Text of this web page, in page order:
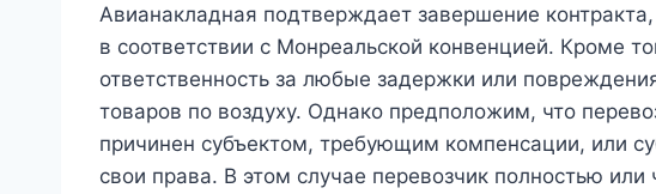
Авианакладная подтверждает завершение
в соответствии с Монреальской конвенцией. Кроме
ответственность за любые задержки или
товаров по воздуху. Однако предположим, что
причинен субъектом, требующим компенсации, или
свои права. В этом случае перевозчик полностью